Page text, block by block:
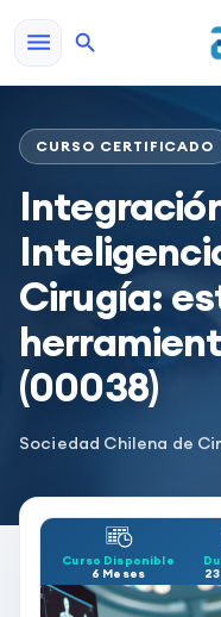
CURSO CERTIFICADO
Cirugía:
(00038)
Sociedad Chilena de
Curso Disponible
6 Meses